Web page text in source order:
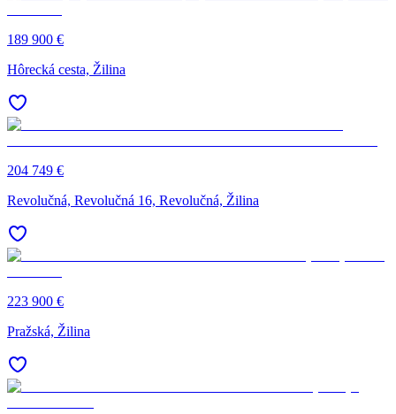
189 900 €
Hôrecká cesta, Žilina
204 749 €
Revolučná, Revolučná 16, Revolučná, Žilina
223 900 €
Pražská, Žilina